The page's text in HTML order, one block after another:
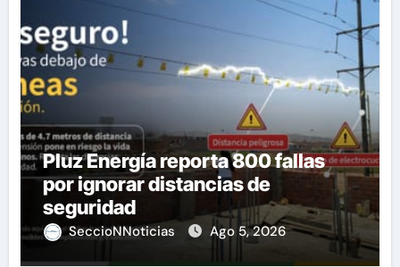
Pluz Energía reporta 800 fallas
por ignorar distancias de
seguridad
SeccioNNoticias Ago 5, 2026